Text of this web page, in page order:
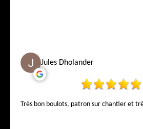
Jules Dholander
Très bon boulots, patron sur chantier et